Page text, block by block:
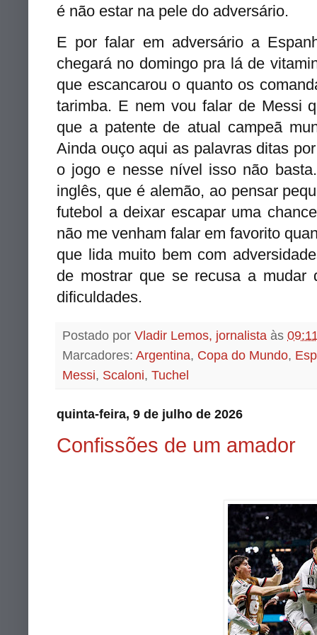
é não estar na pele do adversário.
E por falar em adversário a
chegará no domingo pra lá de
que escancarou o quanto os
tarimba. E nem vou falar de Messi
que a patente de atual campeã
Ainda ouço aqui as palavras ditas
o jogo e nesse nível isso não
inglês, que é alemão, ao pensar
futebol a deixar escapar uma
não me venham falar em favorito
que lida muito bem com
de mostrar que se recusa a mudar
dificuldades.
Postado por Vladir Lemos, jornalista às
Marcadores: Argentina, Copa do Mundo,
Messi, Scaloni, Tuchel
quinta-feira, 9 de julho de 2026
Confissões de um amador